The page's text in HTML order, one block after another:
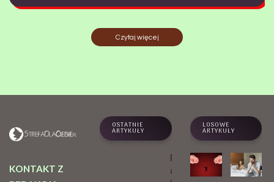
Czytaj więcej
KONTAKT Z
OSTATNIE
ARTYKUŁY
Praktyk
a Sri
LOSOWE
ARTYKUŁY